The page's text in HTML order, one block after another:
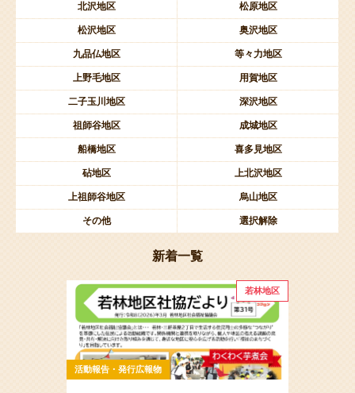
北沢地区 松原地区
松沢地区 奥沢地区
九品仏地区 等々力地区
上野毛地区 用賀地区
二子玉川地区 深沢地区
祖師谷地区 成城地区
船橋地区 喜多見地区
砧地区 上北沢地区
上祖師谷地区 烏山地区
その他 選択解除
新着一覧
若林地区
活動報告・発行広報物